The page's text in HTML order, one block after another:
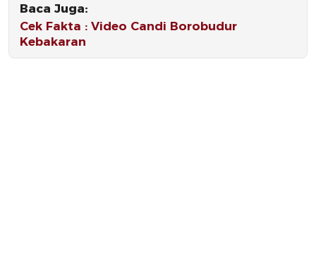
Baca Juga:
Cek Fakta : Video Candi Borobudur
Kebakaran